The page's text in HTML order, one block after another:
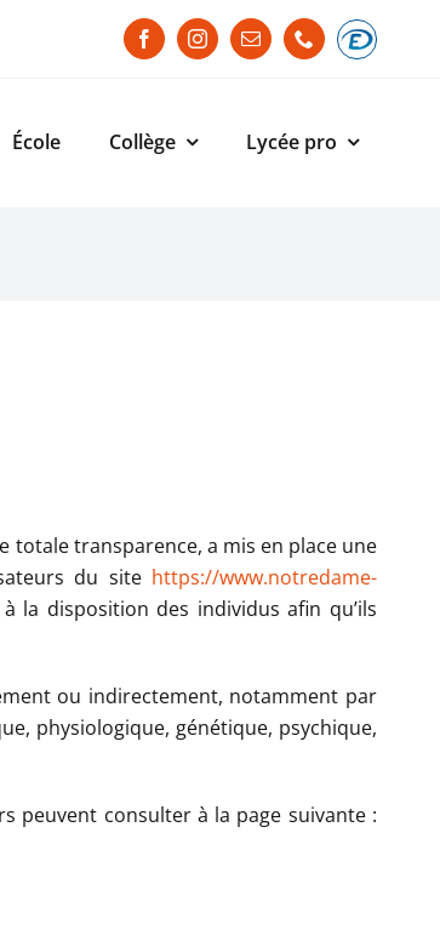
École Collège Lycée pro
totale transparence, a mis en place une
du site https://www.notredame-
la disposition des individus afin qu’ils
ou indirectement, notamment par
physiologique, génétique, psychique,
peuvent consulter à la page suivante :